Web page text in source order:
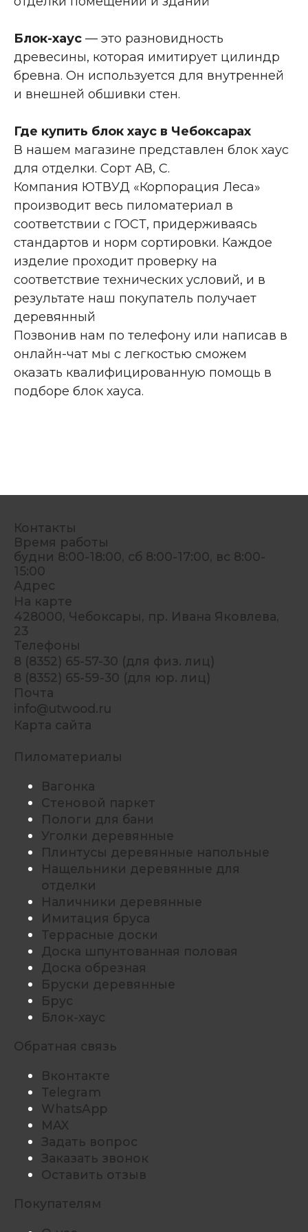
Блок-хаус— это разновидность
древесины, которая имитирует цилиндр
бревна. Он используется для внутренней
и внешней обшивки стен.
Где купить блок хаус в Чебоксарах
В нашем магазине представлен блок хаус
для отделки. Сорт АВ, С.
Компания ЮТВУД «Корпорация Леса»
производит весь пиломатериал в
соответствии с ГОСТ, придерживаясь
стандартов и норм сортировки. Каждое
изделие проходит проверку на
соответствие технических условий, и в
результате наш покупатель получает
деревянный
Позвонив нам по телефону или написав в
онлайн-чат мы с легкостью сможем
оказать квалифицированную помощь в
подборе блок хауса.
Контакты
Время работы
будни 8:00-18:00, сб 8:00-17:00, вс 8:00-
15:00
Адрес
На карте
428000, Чебоксары, пр. Ивана Яковлева,
23
Телефоны
8 (8352) 65-57-30 (для физ. лиц)
8 (8352) 65-59-30 (для юр. лиц)
Почта
info@utwood.ru
Карта сайта
Пиломатериалы
Вагонка
Стеновой паркет
Пологи для бани
Уголки деревянные
Плинтусы деревянные напольные
Нащельники деревянные для
отделки
Наличники деревянные
Имитация бруса
Террасные доски
Доска шпунтованная половая
Доска обрезная
Бруски деревянные
Брус
Блок-хаус
Обратная связь
Вконтакте
Telegram
WhatsApp
MAX
Задать вопрос
Заказать звонок
Оставить отзыв
Покупателям